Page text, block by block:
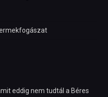
eddig nem tudtál a Béres